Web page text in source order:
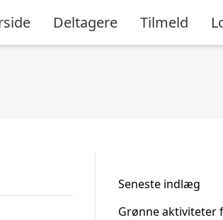
Deltagere Tilmeld
Seneste indlæg
Grønne aktiviteter